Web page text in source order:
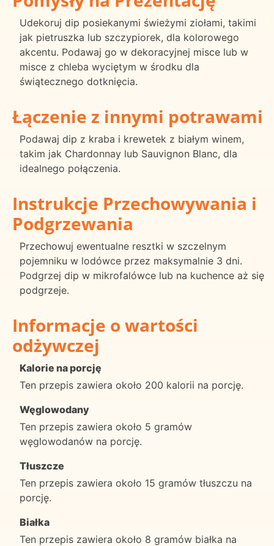
Udekoruj dip posiekanymi świeżymi ziołami, takimi
jak pietruszka lub szczypiorek, dla kolorowego
akcentu. Podawaj go w dekoracyjnej misce lub w
misce z chleba wyciętym w środku dla
świątecznego dotknięcia.
Łączenie z innymi potrawami
Podawaj dip z kraba i krewetek z białym winem,
takim jak Chardonnay lub Sauvignon Blanc, dla
idealnego połączenia.
Instrukcje Przechowywania i
Podgrzewania
Przechowuj ewentualne resztki w szczelnym
pojemniku w lodówce przez maksymalnie 3 dni.
Podgrzej dip w mikrofalówce lub na kuchence aż się
podgrzeje.
Informacje o wartości
odżywczej
Kalorie na porcję
Ten przepis zawiera około 200 kalorii na porcję.
Węglowodany
Ten przepis zawiera około 5 gramów
węglowodanów na porcję.
Tłuszcze
Ten przepis zawiera około 15 gramów tłuszczu na
porcję.
Białka
Ten przepis zawiera około 8 gramów białka na